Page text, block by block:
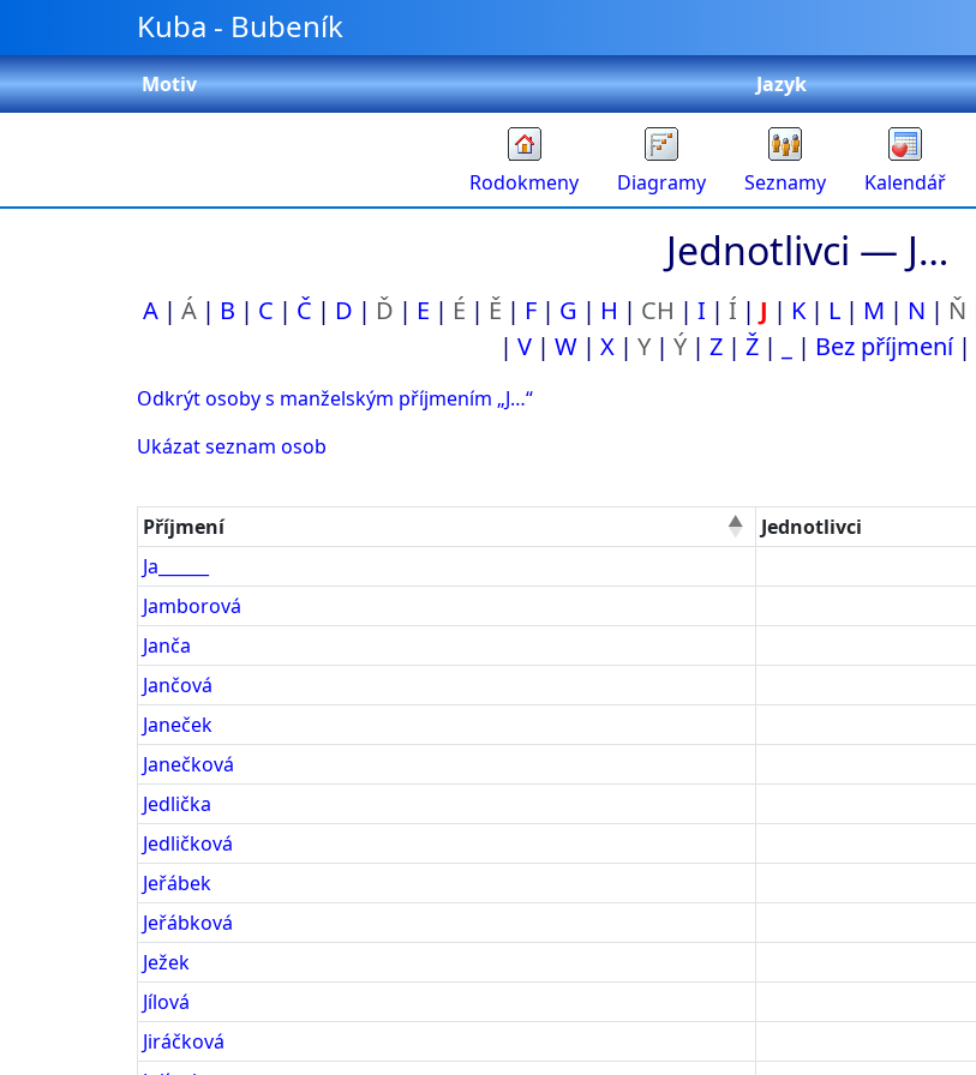
Přeskočit na obsah
Kuba - Bubeník
Motiv Jazyk
Rodokmeny Diagramy Seznamy Kalendář
Jednotlivci — J…
A Á B C Č D Ď E É Ě F G H CH I Í J K L M N Ň
V
W X Y Ý Z Ž Bez příjmení
Odkrýt osoby s manželským příjmením „J…“
Ukázat seznam osob
Příjmení
Jednotlivci
Ja______
Jamborová
Janča
Jančová
Janeček
Janečková
Jedlička
Jedličková
Jeřábek
Jeřábková
Ježek
Jílová
Jiráčková